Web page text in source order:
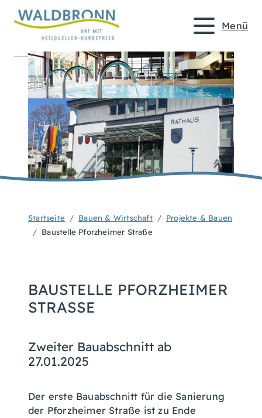
Menü
Startseite Bauen & Wirtschaft
Projekte & Bauen
Baustelle Pforzheimer Straße
BAUSTELLE PFORZHEIMER
STRASSE
Zweiter Bauabschnitt ab
27.01.2025
Der erste Bauabschnitt für die Sanierung
der Pforzheimer Straße ist zu Ende